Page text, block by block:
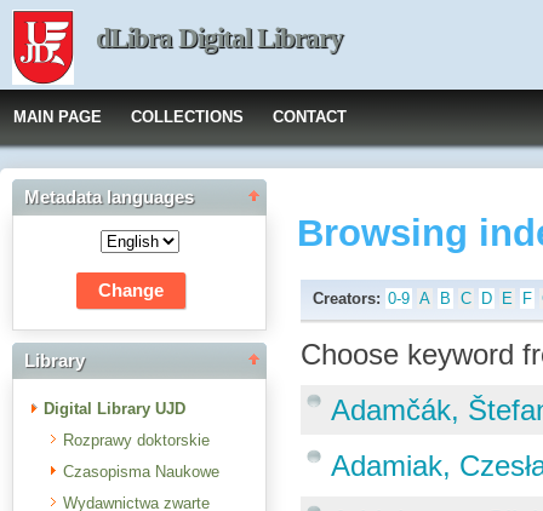
dLibra Digital Library
MAIN PAGE COLLECTIONS CONTACT
Metadata languages
Library
Digital Library UJD
Rozprawy doktorskie
Czasopisma Naukowe
Wydawnictwa zwarte
Browsing
Creators: 0-9 A B C D E F
Choose keyword
Adamčák,
Adamiak,